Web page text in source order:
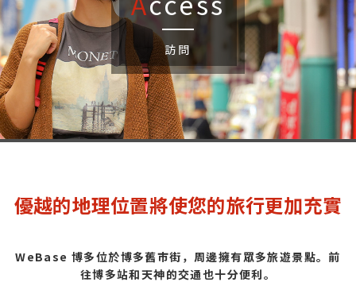
訪問
優越的地理位置將使您的旅行更加充實
WeBase 博多位於博多舊市街，周邊擁有眾多旅遊景點。前
往博多站和天神的交通也十分便利。